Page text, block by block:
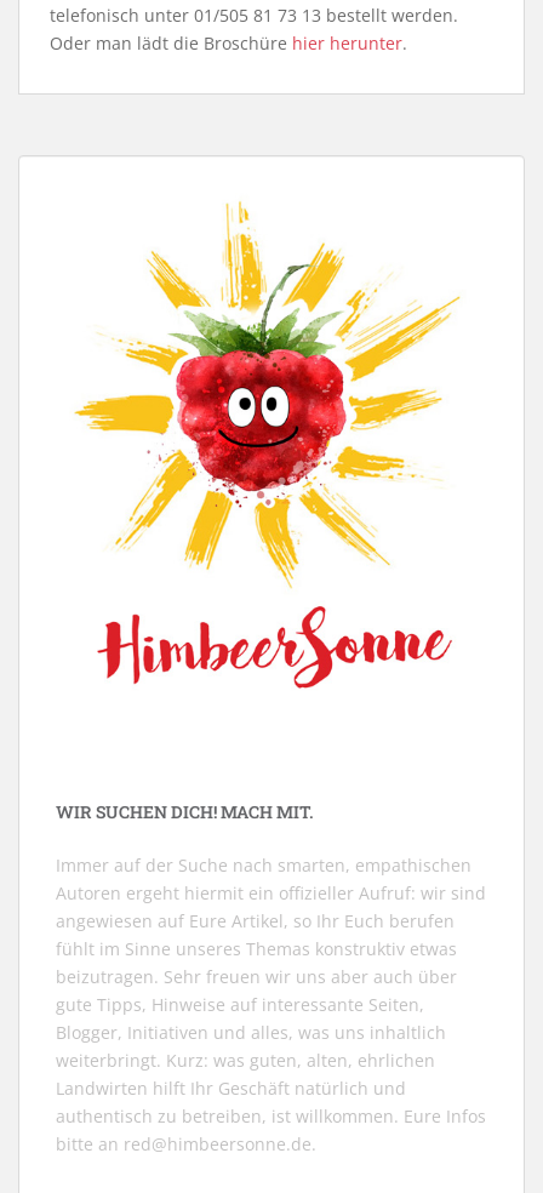
telefonisch unter 01/505 81 73 13 bestellt werden.
Oder man lädt die Broschüre hier herunter.
WIR SUCHEN DICH! MACH MIT.
Immer auf der Suche nach smarten, empathischen
Autoren ergeht hiermit ein offizieller Aufruf: wir sind
angewiesen auf Eure Artikel, so Ihr Euch berufen
fühlt im Sinne unseres Themas konstruktiv etwas
beizutragen. Sehr freuen wir uns aber auch über
gute Tipps, Hinweise auf interessante Seiten,
Blogger, Initiativen und alles, was uns inhaltlich
weiterbringt. Kurz: was guten, alten, ehrlichen
Landwirten hilft Ihr Geschäft natürlich und
authentisch zu betreiben, ist willkommen. Eure Infos
bitte an red@himbeersonne.de.